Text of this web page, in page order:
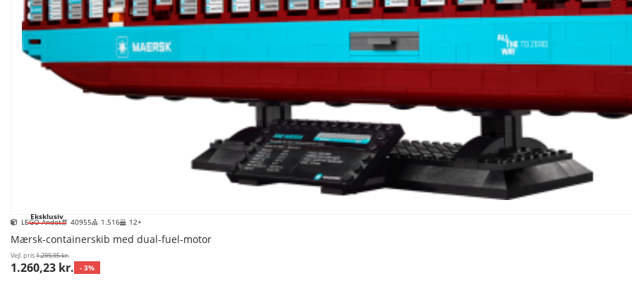
Eksklusiv
LEGO Andet 40955 1.516 12+
Mærsk-containerskib med dual-fuel-motor
Vejl. pris1.299,95 kr.
1.260,23 kr. - 3%